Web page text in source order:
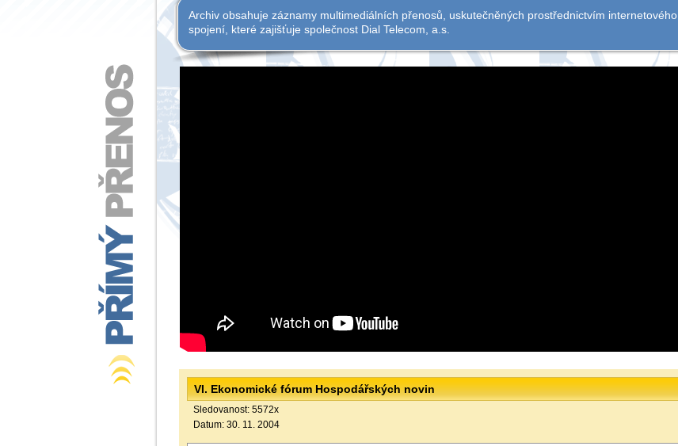
Archiv obsahuje záznamy multimediálních přenosů, uskutečněných prostřednictvím internetového
spojení, které zajišťuje společnost Dial Telecom, a.s.
VI. Ekonomické fórum Hospodářských novin
Sledovanost: 5572x
Datum: 30. 11. 2004